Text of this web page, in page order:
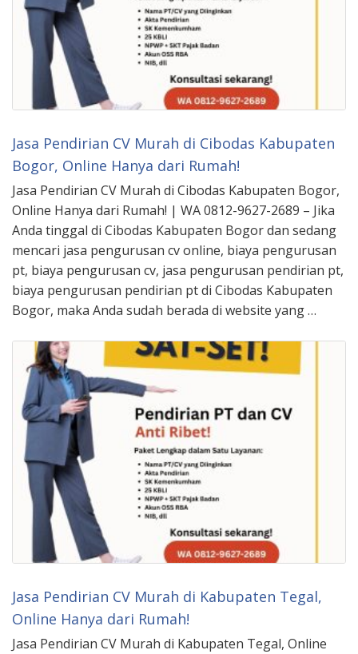
Jasa Pendirian CV Murah di Cibodas Kabupaten
Bogor, Online Hanya dari Rumah!
Jasa Pendirian CV Murah di Cibodas Kabupaten Bogor,
Online Hanya dari Rumah! | WA 0812-9627-2689 – Jika
Anda tinggal di Cibodas Kabupaten Bogor dan sedang
mencari jasa pengurusan cv online, biaya pengurusan
pt, biaya pengurusan cv, jasa pengurusan pendirian pt,
biaya pengurusan pendirian pt di Cibodas Kabupaten
Bogor, maka Anda sudah berada di website yang …
Jasa Pendirian CV Murah di Kabupaten Tegal,
Online Hanya dari Rumah!
Jasa Pendirian CV Murah di Kabupaten Tegal, Online